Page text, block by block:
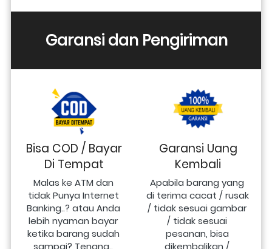
Garansi dan Pengiriman
Bisa COD / Bayar
Di Tempat
Malas ke ATM dan
tidak Punya Internet
Banking..? atau Anda
lebih nyaman bayar
ketika barang sudah
sampai? Tenang..
Garansi Uang
Kembali
Apabila barang yang
di terima cacat / rusak
/ tidak sesuai gambar
/ tidak sesuai
pesanan, bisa
dikembalikan /